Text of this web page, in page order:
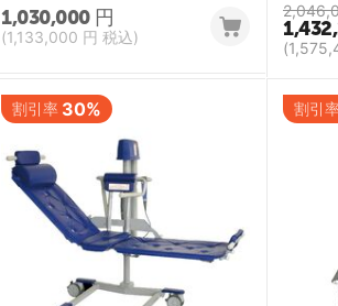
1,030,000 円
(1,133,000 円 税込)
(
割引率 30% 割引